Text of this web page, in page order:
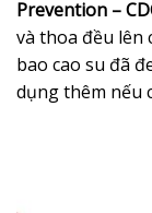
Prevention –
và thoa đều lên
bao cao su đã
dụng thêm nếu